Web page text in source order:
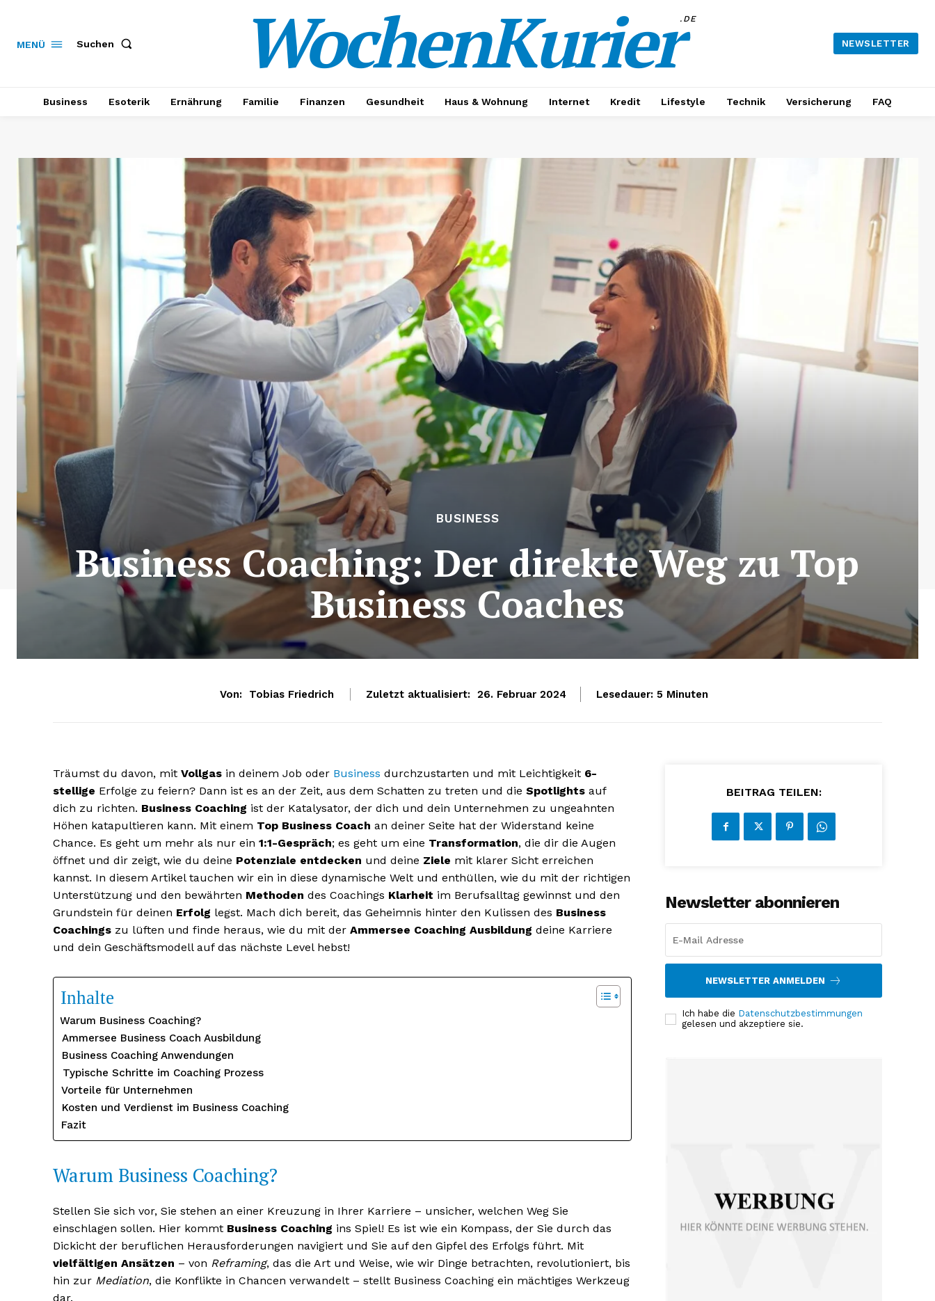
MENÜ Suchen WochenKurier.DE
NEWSLETTER
Business Esoterik Ernährung Familie Finanzen Gesundheit Haus & Wohnung Internet Kredit Lifestyle Technik Versicherung FAQ
BUSINESS
Business Coaching: Der direkte Weg zu Top
Business Coaches
Von: Tobias Friedrich Zuletzt aktualisiert: 26. Februar 2024 Lesedauer: 5 Minuten
Träumst du davon, mit Vollgas in deinem Job oder Business durchzustarten und mit Leichtigkeit 6-
stellige Erfolge zu feiern? Dann ist es an der Zeit, aus dem Schatten zu treten und die Spotlights auf
dich zu richten. Business Coaching ist der Katalysator, der dich und dein Unternehmen zu ungeahnten
Höhen katapultieren kann. Mit einem Top Business Coach an deiner Seite hat der Widerstand keine
Chance. Es geht um mehr als nur ein 1:1-Gespräch; es geht um eine Transformation, die dir die Augen
öffnet und dir zeigt, wie du deine Potenziale entdecken und deine Ziele mit klarer Sicht erreichen
kannst. In diesem Artikel tauchen wir ein in diese dynamische Welt und enthüllen, wie du mit der richtigen
Unterstützung und den bewährten Methoden des Coachings Klarheit im Berufsalltag gewinnst und den
Grundstein für deinen Erfolg legst. Mach dich bereit, das Geheimnis hinter den Kulissen des Business
Coachings zu lüften und finde heraus, wie du mit der Ammersee Coaching Ausbildung deine Karriere
und dein Geschäftsmodell auf das nächste Level hebst!
Inhalte
Warum Business Coaching?
Ammersee Business Coach Ausbildung
Business Coaching Anwendungen
Typische Schritte im Coaching Prozess
Vorteile für Unternehmen
Kosten und Verdienst im Business Coaching
Fazit
Warum Business Coaching?
Stellen Sie sich vor, Sie stehen an einer Kreuzung in Ihrer Karriere – unsicher, welchen Weg Sie
einschlagen sollen. Hier kommt Business Coaching ins Spiel! Es ist wie ein Kompass, der Sie durch das
Dickicht der beruflichen Herausforderungen navigiert und Sie auf den Gipfel des Erfolgs führt. Mit
vielfältigen Ansätzen – von Reframing, das die Art und Weise, wie wir Dinge betrachten, revolutioniert, bis
hin zur Mediation, die Konflikte in Chancen verwandelt – stellt Business Coaching ein mächtiges Werkzeug
dar.
BEITRAG TEILEN:
Newsletter abonnieren
NEWSLETTER ANMELDEN
Ich habe die Datenschutzbestimmungen
gelesen und akzeptiere sie.